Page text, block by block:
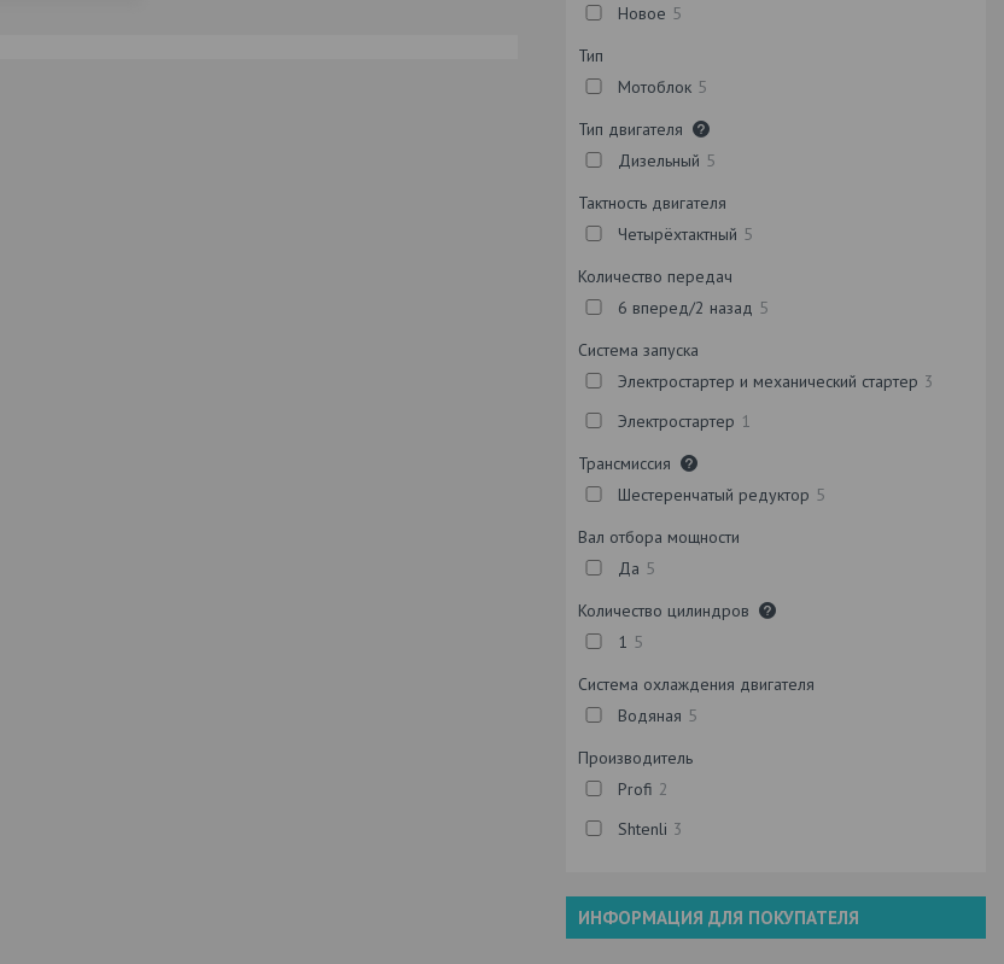
Новое 5
Тип
Мотоблок 5
Тип двигателя
Дизельный 5
Тактность двигателя
Четырёхтактный 5
Количество передач
6 вперед/2 назад 5
Система запуска
Электростартер и механический стартер 3
Электростартер 1
Трансмиссия
Шестеренчатый редуктор 5
Вал отбора мощности
Да 5
Количество цилиндров
1 5
Система охлаждения двигателя
Водяная 5
Производитель
Profi 2
Shtenli 3
ИНФОРМАЦИЯ ДЛЯ ПОКУПАТЕЛЯ